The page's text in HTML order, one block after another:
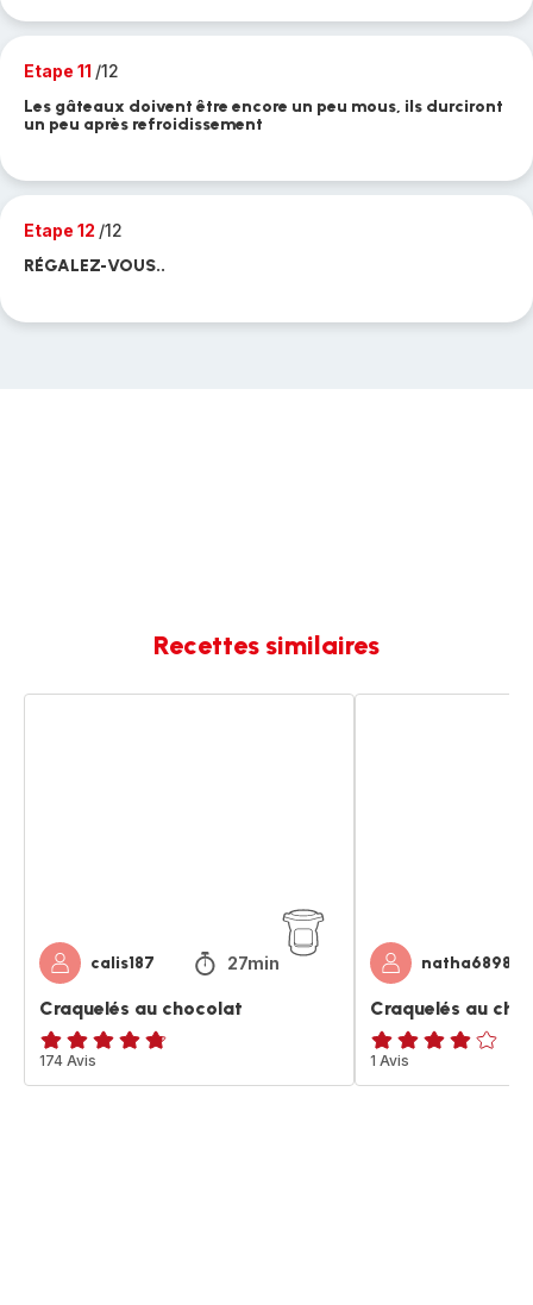
Etape 11 /12
Les gâteaux doivent être encore un peu mous, ils durciront
un peu après refroidissement
Etape 12 /12
RÉGALEZ-VOUS..
Recettes similaires
calis187 27min
Craquelés au chocolat
ratings.4.7
174 Avis
natha6898
Craquelés au
Avis
4
1 Avis